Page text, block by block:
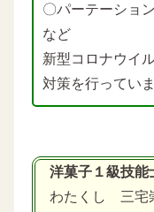
〇パーテーショ
など
新型コロナウイ
対策を行っていま
洋菓子１級技能
わたくし 三宅